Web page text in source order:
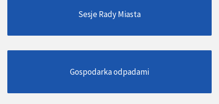
Sesje Rady Miasta
Gospodarka odpadami